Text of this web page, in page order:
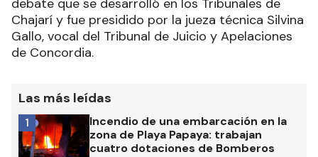
debate que se desarrolló en los Tribunales de
Chajarí y fue presidido por la jueza técnica Silvina
Gallo, vocal del Tribunal de Juicio y Apelaciones
de Concordia.
Las más leídas
Incendio de una embarcación en la
zona de Playa Papaya: trabajan
cuatro dotaciones de Bomberos
1